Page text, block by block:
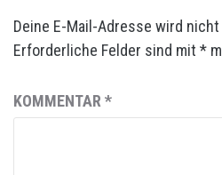
Deine E-Mail-Adresse wird
Erforderliche Felder sind mit *
KOMMENTAR *